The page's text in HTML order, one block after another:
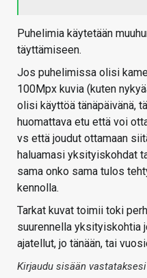
Puhelimia käytetään
täyttämiseen.
Jos puhelimissa olisi
100Mpx kuvia (kuten
olisi käyttöä tänäpäivänä,
huomattava etu että voi
vs että joudut ottamaan
haluamasi yksityiskohdat
sama onko sama tulos
kennolla.
Tarkat kuvat toimii toki
suurennella yksityiskohtia
ajatellut, jo tänään, tai
Kirjaudu sisään vastataksesi